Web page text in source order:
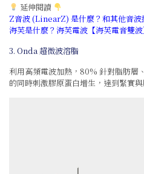
延伸閱讀
Z音波 (LinearZ) 是什麼？和其他音波
海芙是什麼？海芙電波【海芙電音雙
3. Onda 超微波溶脂
利用高頻電波加熱，80% 針對脂肪層
的同時刺激膠原蛋白增生，達到緊實與